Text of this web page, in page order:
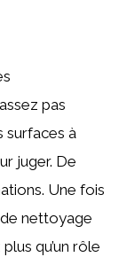
pas
surfaces à
juger. De
Une fois
nettoyage
qu’un rôle